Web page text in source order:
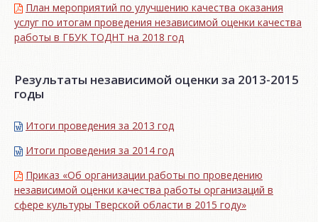
План мероприятий по улучшению качества оказания
услуг по итогам проведения независимой оценки качества
работы в ГБУК ТОДНТ на 2018 год
Результаты независимой оценки за 2013-2015
годы
Итоги проведения за 2013 год
Итоги проведения за 2014 год
Приказ «Об организации работы по проведению
независимой оценки качества работы организаций в
сфере культуры Тверской области в 2015 году»